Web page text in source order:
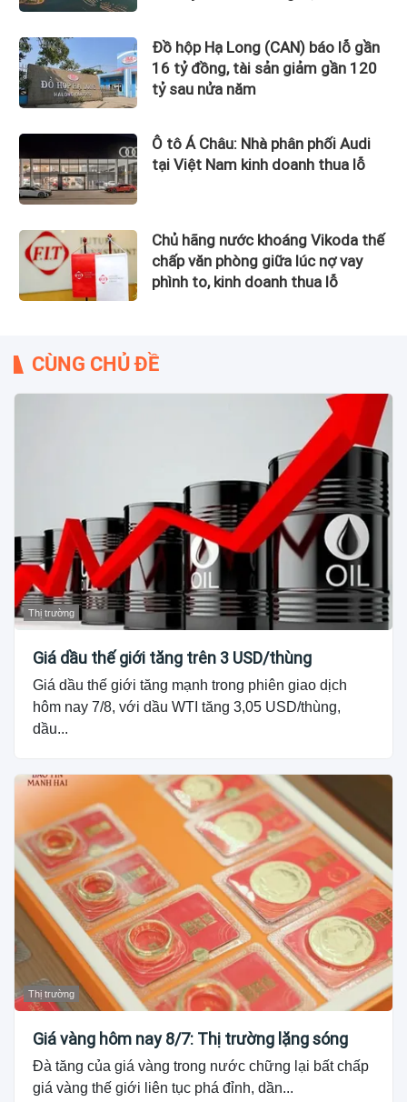
Đồ hộp Hạ Long (CAN) báo lỗ gần
16 tỷ đồng, tài sản giảm gần 120
tỷ sau nửa năm
Ô tô Á Châu: Nhà phân phối Audi
tại Việt Nam kinh doanh thua lỗ
Chủ hãng nước khoáng Vikoda thế
chấp văn phòng giữa lúc nợ vay
phình to, kinh doanh thua lỗ
CÙNG CHỦ ĐỀ
Thị trường
Giá dầu thế giới tăng trên 3 USD/thùng
Giá dầu thế giới tăng mạnh trong phiên giao dịch
hôm nay 7/8, với dầu WTI tăng 3,05 USD/thùng,
dầu...
Thị trường
Giá vàng hôm nay 8/7: Thị trường lặng sóng
Đà tăng của giá vàng trong nước chững lại bất chấp
giá vàng thế giới liên tục phá đỉnh, dần...